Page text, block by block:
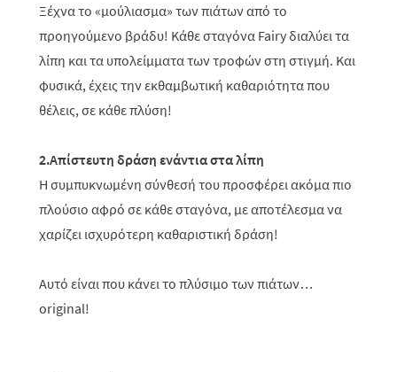
Ξέχνα το «μούλιασμα» των πιάτων από το
προηγούμενο βράδυ! Κάθε σταγόνα Fairy διαλύει τα
λίπη και τα υπολείμματα των τροφών στη στιγμή. Και
φυσικά, έχεις την εκθαμβωτική καθαριότητα που
θέλεις, σε κάθε πλύση!
2.Απίστευτη δράση ενάντια στα λίπη
Η συμπυκνωμένη σύνθεσή του προσφέρει ακόμα πιο
πλούσιο αφρό σε κάθε σταγόνα, με αποτέλεσμα να
χαρίζει ισχυρότερη καθαριστική δράση!
Αυτό είναι που κάνει το πλύσιμο των πιάτων…
original!